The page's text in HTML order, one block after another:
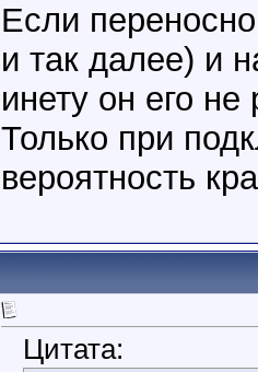
Если
и так далее) и
инету он его не
Только при
вероятность
Цитата: